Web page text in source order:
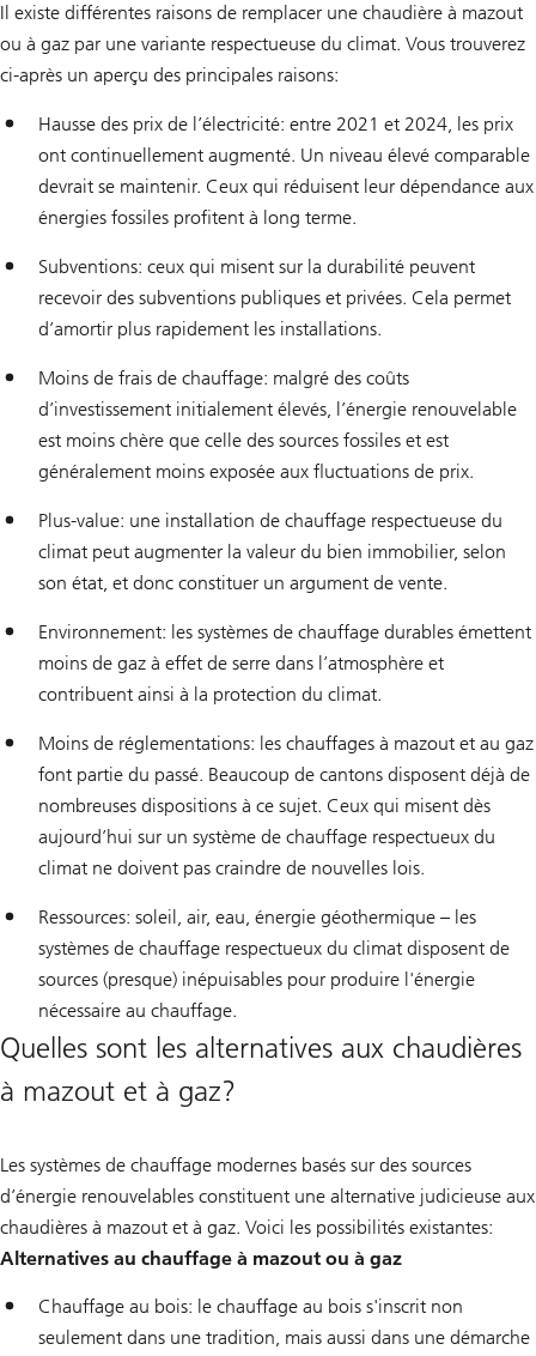
Il existe différentes raisons de remplacer une chaudière à mazout
ou à gaz par une variante respectueuse du climat. Vous trouverez
ci-après un aperçu des principales raisons:
Hausse des prix de l’électricité: entre 2021 et 2024, les prix
ont continuellement augmenté. Un niveau élevé comparable
devrait se maintenir. Ceux qui réduisent leur dépendance aux
énergies fossiles profitent à long terme.
Subventions: ceux qui misent sur la durabilité peuvent
recevoir des subventions publiques et privées. Cela permet
d’amortir plus rapidement les installations.
Moins de frais de chauffage: malgré des coûts
d’investissement initialement élevés, l’énergie renouvelable
est moins chère que celle des sources fossiles et est
généralement moins exposée aux fluctuations de prix.
Plus-value: une installation de chauffage respectueuse du
climat peut augmenter la valeur du bien immobilier, selon
son état, et donc constituer un argument de vente.
Environnement: les systèmes de chauffage durables émettent
moins de gaz à effet de serre dans l’atmosphère et
contribuent ainsi à la protection du climat.
Moins de réglementations: les chauffages à mazout et au gaz
font partie du passé. Beaucoup de cantons disposent déjà de
nombreuses dispositions à ce sujet. Ceux qui misent dès
aujourd’hui sur un système de chauffage respectueux du
climat ne doivent pas craindre de nouvelles lois.
Ressources: soleil, air, eau, énergie géothermique – les
systèmes de chauffage respectueux du climat disposent de
sources (presque) inépuisables pour produire l'énergie
nécessaire au chauffage.
Quelles sont les alternatives aux chaudières
à mazout et à gaz?
Les systèmes de chauffage modernes basés sur des sources
d’énergie renouvelables constituent une alternative judicieuse aux
chaudières à mazout et à gaz. Voici les possibilités existantes:
Alternatives au chauffage à mazout ou à gaz
Chauffage au bois: le chauffage au bois s'inscrit non
seulement dans une tradition, mais aussi dans une démarche